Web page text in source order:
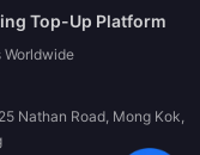
Top-Up Platform
Nathan Road, Mong Kok,